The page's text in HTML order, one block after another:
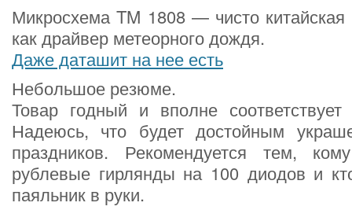
Микросхема TM 1808 — чисто
как драйвер метеорного дождя.
Даже даташит на нее есть
Небольшое резюме.
Товар годный и вполне соответствует
Надеюсь, что будет достойным
праздников. Рекомендуется тем,
рублевые гирлянды на 100 диодов и
паяльник в руки.